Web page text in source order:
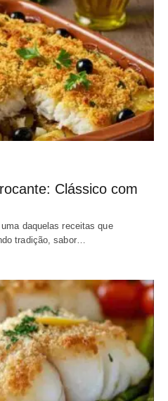
Clássico com
daquelas receitas que
tradição, sabor…